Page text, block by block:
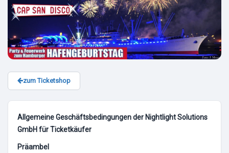
zum Ticketshop
Allgemeine Geschäftsbedingungen der Nightlight Solutions
GmbH für Ticketkäufer
Präambel